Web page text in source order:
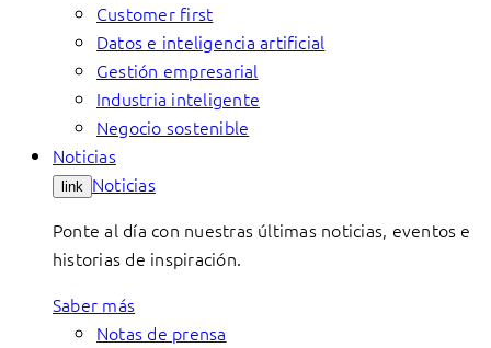
Customer first
Datos e inteligencia artificial
Gestión empresarial
Industria inteligente
Negocio sostenible
Noticias
link Noticias
Ponte al día con nuestras últimas noticias, eventos e
historias de inspiración.
Saber más
Notas de prensa